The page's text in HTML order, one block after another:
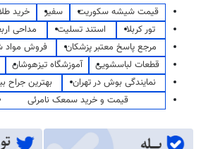
قیمت شیشه سکوریت سفیر خرید
تور کربلا
استند تسلیت مداحی
مرجع پاسخ معتبر پزشکان
فروش مواد
قطعات لباسشویی
آموزشگاه تیزهوشان
نمایندگی بوش در تهران
بهترین جراح
قیمت و خرید سمعک نامرئی